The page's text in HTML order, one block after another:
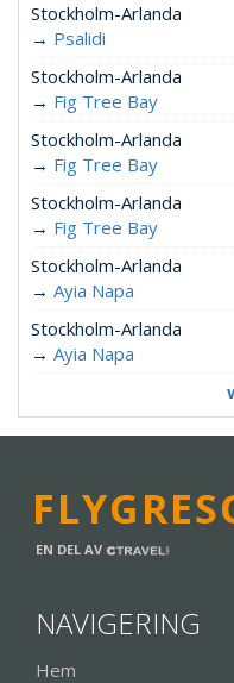
Stockholm-Arlanda
→ Psalidi
Stockholm-Arlanda
→ Fig Tree Bay
Stockholm-Arlanda
→ Fig Tree Bay
Stockholm-Arlanda
→ Fig Tree Bay
Stockholm-Arlanda
→ Ayia Napa
Stockholm-Arlanda
→ Ayia Napa
EN DEL AV
NAVIGERING
Hem